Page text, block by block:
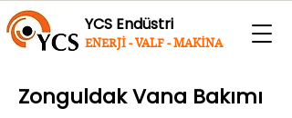
YCS Endüstri
ENERJİ - VALF - MAKİNA
Zonguldak Vana Bakımı